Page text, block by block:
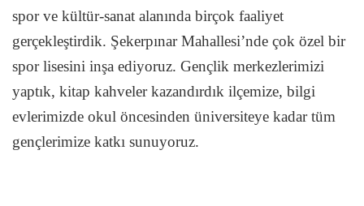
spor ve kültür-sanat alanında birçok faaliyet
gerçekleştirdik. Şekerpınar Mahallesi’nde çok özel bir
spor lisesini inşa ediyoruz. Gençlik merkezlerimizi
yaptık, kitap kahveler kazandırdık ilçemize, bilgi
evlerimizde okul öncesinden üniversiteye kadar tüm
gençlerimize katkı sunuyoruz.